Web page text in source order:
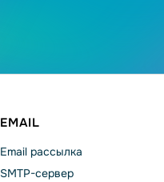
EMAIL
Email рассылка
SMTP-сервер